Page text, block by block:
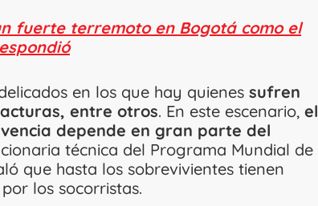
fuerte terremoto en Bogotá como el
en los que hay quienes sufren
entre otros. En este escenario, el
depende en gran parte del
técnica del Programa Mundial de
que hasta los sobrevivientes tienen
los socorristas.